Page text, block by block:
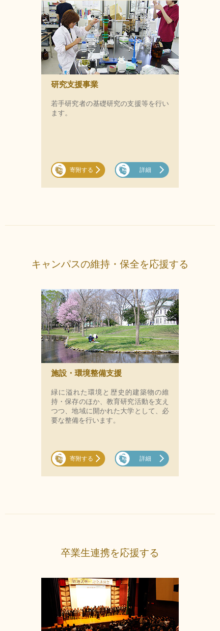
研究支援事業
若手研究者の基礎研究の支援等を行い
ます。
寄附する 詳細
キャンパスの維持・保全を応援する
施設・環境整備支援
緑に溢れた環境と歴史的建築物の維
持・保存のほか、教育研究活動を支え
つつ、地域に開かれた大学として、必
要な整備を行います。
寄附する 詳細
卒業生連携を応援する